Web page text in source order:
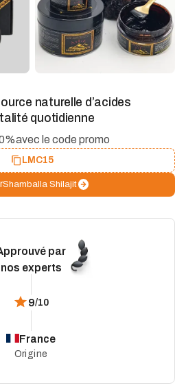
naturelle d’acides
quotidienne
avec le code promo
LMC15
Shamballa Shilajit
par
nos experts
9/10
France
Origine